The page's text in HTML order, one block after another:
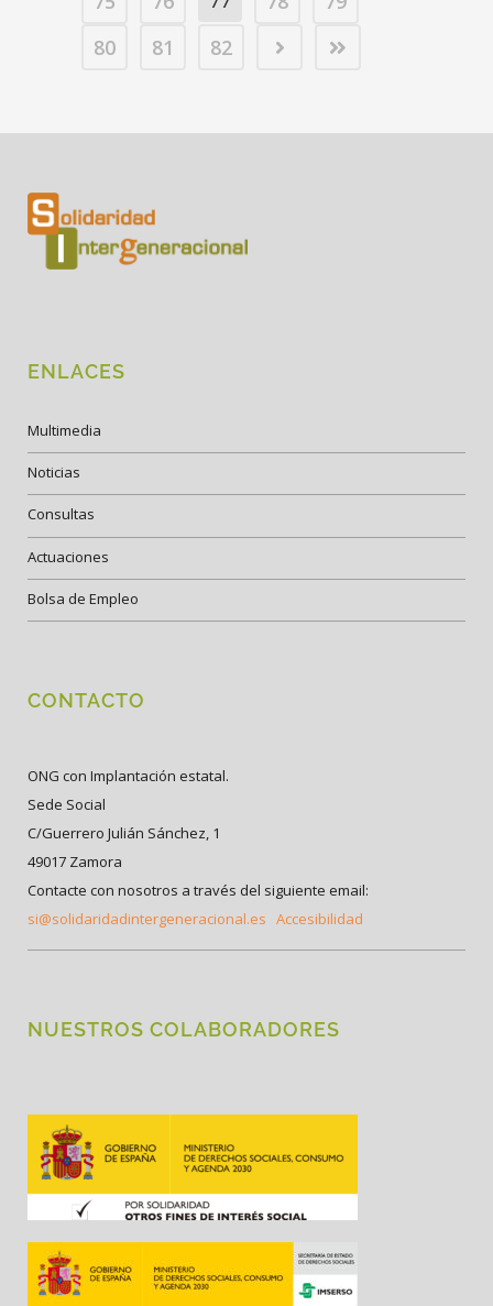
80
81 82
ENLACES
Multimedia
Noticias
Consultas
Actuaciones
Bolsa de Empleo
CONTACTO
ONG con Implantación estatal.
Sede Social
C/Guerrero Julián Sánchez, 1
49017 Zamora
Contacte con nosotros a través del siguiente email:
si@solidaridadintergeneracional.es Accesibilidad
NUESTROS COLABORADORES